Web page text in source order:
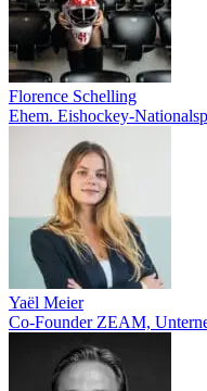
Florence Schelling
Ehem. Eishockey-
Yaël Meier
Co-Founder ZEAM,